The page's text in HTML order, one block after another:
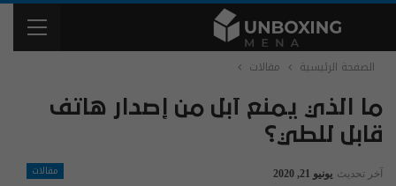
الصفحة الرئيسية مقالات
ما الذي يمنع آبل من إصدار هاتف
قابل للطي؟
مقالات آخر تحديث يونيو 21, 2020